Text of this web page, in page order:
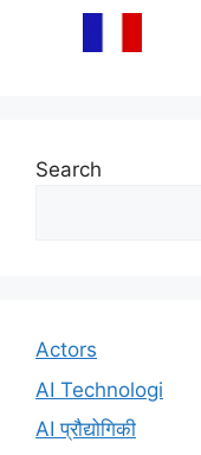
Search
Actors
AI Technologi
AI प्रौद्योगिकी